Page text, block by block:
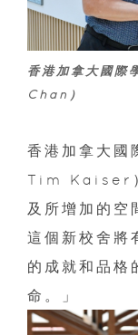
香港加拿大國
Chan）
香港加拿大國
Tim Kaiser
及所增加的空
這個新校舍將
的成就和品格
命。」